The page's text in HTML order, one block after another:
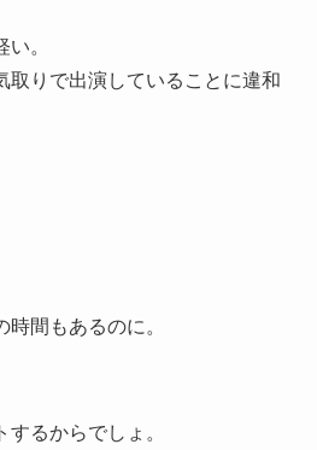
。
取りで出演していることに違和
間もあるのに。
るからでしょ。